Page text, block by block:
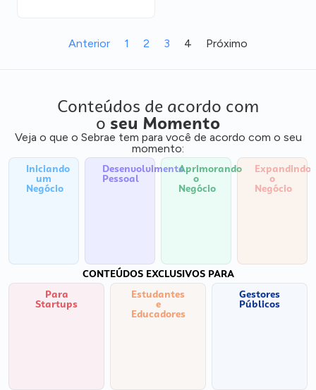
Anterior 1 2 3 4 Próximo
Conteúdos de acordo com
o seu Momento
Veja o que o Sebrae tem para você de acordo com o seu
momento:
Iniciando
um
Negócio
Desenvolvimento
Pessoal
Aprimorando
o
Negócio
Expandindo
o
Negócio
CONTEÚDOS EXCLUSIVOS PARA
Para
Startups
Estudantes
e
Educadores
Gestores
Públicos